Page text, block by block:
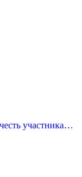
участника…